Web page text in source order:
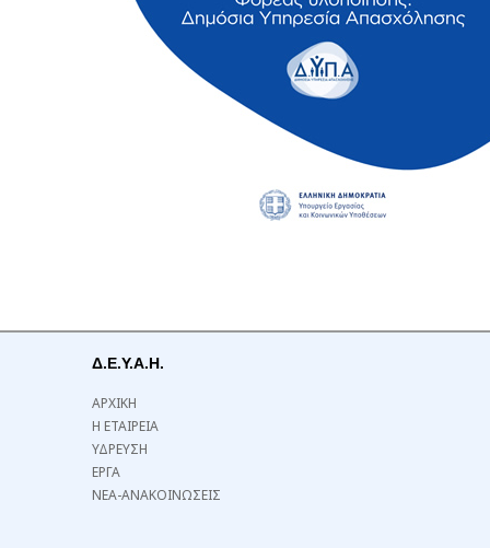
Δ.Ε.Υ.Α.Η.
ΑΡΧΙΚΗ
Η ΕΤΑΙΡΕΙΑ
ΥΔΡΕΥΣΗ
ΕΡΓΑ
ΝΕΑ-ΑΝΑΚΟΙΝΩΣΕΙΣ